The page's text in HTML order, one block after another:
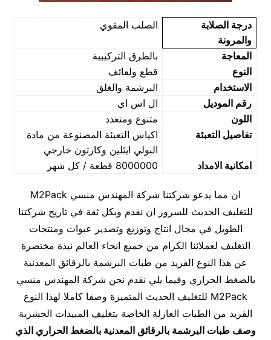
درجة الصلابة
والمرونة
الصلب المقوي
المعاجة
بالطرق التركيبية
النوع
قطع ولفائف
الاستخدام
البرشمة والغلق
رقم الموديل
ال اس اي
اللون
متنوع ومتعدد
تفاصيل التعبئة
اكياس التعبئة المصنوعة من مادة
البولي ايثلين وكارتون خارجي
امكانية الامداد
8000000 قطعة / كل شهر
ان مما يدعو شركتنا شركة المهندس منسي M2Pack
للتغليف الحديث للسرور ان نقدم وبكل ثقة في تاريخ شركتنا
الطويل في مجال انتاج وتوزيع وتصدير عبوات ومنتجات
التغليف لعملائنا الكرام من جميع انحاء العالم نبذة مختصرة
عن هذا النوع الفريد من طبات البرشمة بالرقائق المعدنية
بالضغط الحراري وفيما يلي نقدم نحن شركة المهندس منسي
M2Pack للتغليف الحديث المتميزة وصفا كاملا لهذا النوع
الفريد من الطبات العازلة الخاصة بتغليف المبيدات الحشرية
وصف طبات البرشمة بالرقائق المعدنية بالضغط الحراري الذي